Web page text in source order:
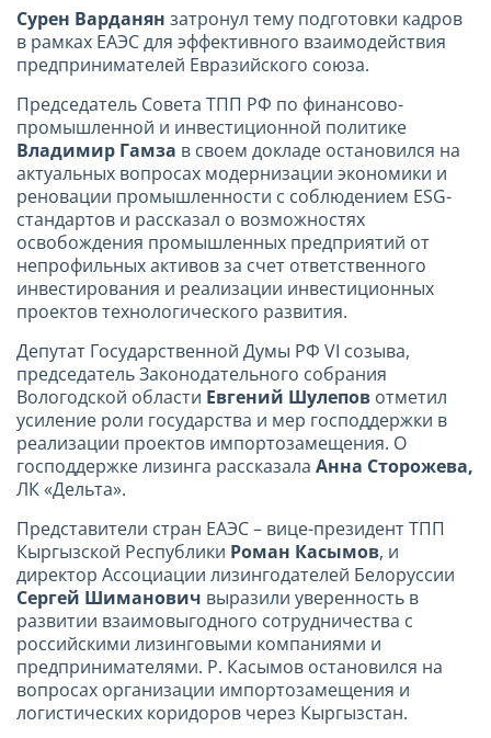
Сурен Варданян затронул тему подготовки кадров
в рамках ЕАЭС для эффективного взаимодействия
предпринимателей Евразийского союза.
Председатель Совета ТПП РФ по финансово-
промышленной и инвестиционной политике
Владимир Гамза в своем докладе остановился на
актуальных вопросах модернизации экономики и
реновации промышленности с соблюдением ESG-
стандартов и рассказал о возможностях
освобождения промышленных предприятий от
непрофильных активов за счет ответственного
инвестирования и реализации инвестиционных
проектов технологического развития.
Депутат Государственной Думы РФ VI созыва,
председатель Законодательного собрания
Вологодской области Евгений Шулепов отметил
усиление роли государства и мер господдержки в
реализации проектов импортозамещения. О
господдержке лизинга рассказала Анна Сторожева,
ЛК «Дельта».
Представители стран ЕАЭС – вице-президент ТПП
Кыргызской Республики Роман Касымов, и
директор Ассоциации лизингодателей Белоруссии
Сергей Шиманович выразили уверенность в
развитии взаимовыгодного сотрудничества с
российскими лизинговыми компаниями и
предпринимателями. Р. Касымов остановился на
вопросах организации импортозамещения и
логистических коридоров через Кыргызстан.